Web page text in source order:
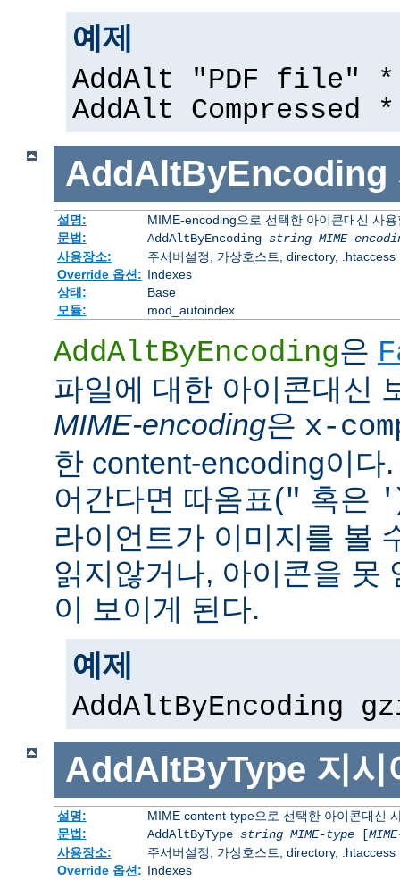
예제
AddAlt "PDF file"
AddAlt
AddAltByEncoding
설명:
MIME-encoding으로 선택한 아이콘대신 사
문법:
AddAltByEncoding string MIME-
사용장소:
주서버설정, 가상호스트, directory, .htaccess
Override 옵션: Indexes
상태:
Base
모듈:
mod_autoindex
AddAltByEncoding은
파일에 대한 아이콘대신
MIME-encoding은 x-
한 content-encoding이다
어간다면 따옴표(" 혹은 '
라이언트가 이미지를 볼
읽지않거나, 아이콘을 못
이 보이게 된다.
예제
AddAltByEncoding
AddAltByType 지시
설명:
MIME content-type으로 선택한 아이콘대신
문법:
AddAltByType string MIME-type[
사용장소:
주서버설정, 가상호스트, directory, .htaccess
Override 옵션: Indexes